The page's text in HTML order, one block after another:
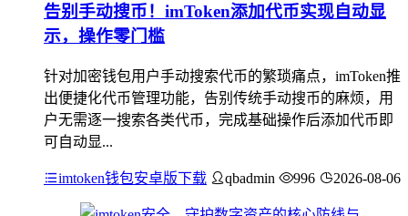
告别手动搜币！imToken添加代币实现自动显
示，操作零门槛
针对加密钱包用户手动搜索代币的繁琐痛点，imToken推
出便捷化代币管理功能，告别传统手动搜币的麻烦，用
户无需逐一搜索各类代币，完成基础操作后添加代币即
可自动显...
imtoken钱包安卓版下载 qbadmin 996 2026-08-06